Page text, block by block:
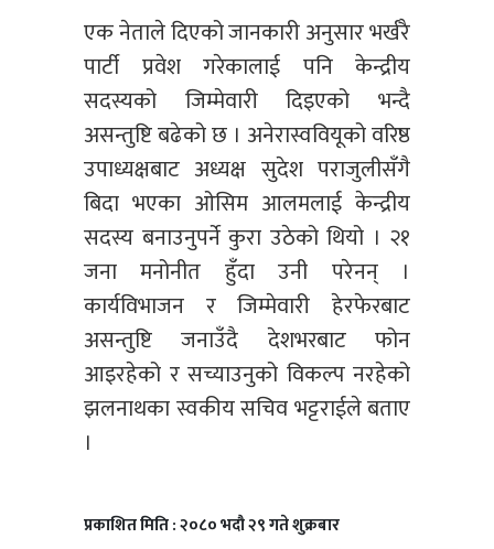
एक नेताले दिएको जानकारी अनुसार भर्खरै
पार्टी प्रवेश गरेकालाई पनि केन्द्रीय
सदस्यको जिम्मेवारी दिइएको भन्दै
असन्तुष्टि बढेको छ । अनेरास्ववियूको वरिष्ठ
उपाध्यक्षबाट अध्यक्ष सुदेश पराजुलीसँगै
बिदा भएका ओसिम आलमलाई केन्द्रीय
सदस्य बनाउनुपर्ने कुरा उठेको थियो । २१
जना मनोनीत हुँदा उनी परेनन् ।
कार्यविभाजन र जिम्मेवारी हेरफेरबाट
असन्तुष्टि जनाउँदै देशभरबाट फोन
आइरहेको र सच्याउनुको विकल्प नरहेको
झलनाथका स्वकीय सचिव भट्टराईले बताए
।
प्रकाशित मिति : २०८० भदौ २९ गते शुक्रबार